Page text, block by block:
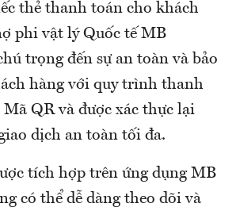
thẻ thanh toán cho khách
phi vật lý Quốc tế MB
trọng đến sự an toàn và bảo
hàng với quy trình thanh
QR và được xác thực lại
dịch an toàn tối đa.
tích hợp trên ứng dụng MB
có thể dễ dàng theo dõi và